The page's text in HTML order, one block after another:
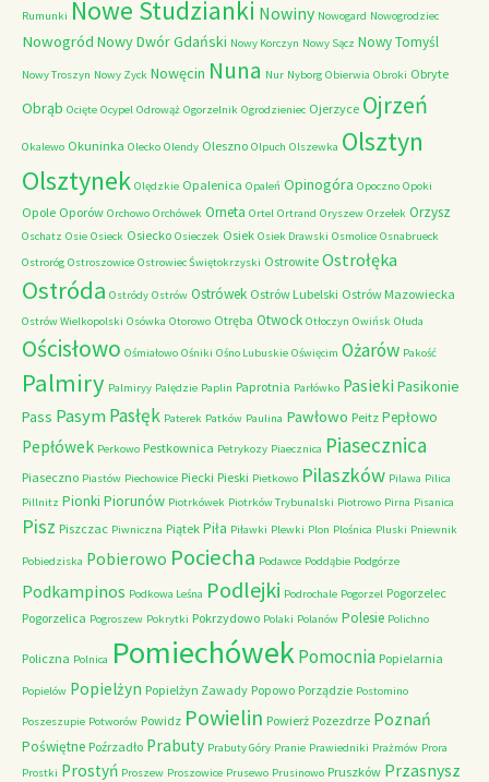
Rumunki Nowe Studzianki Nowiny Nowogard Nowogrodziec
Nowogród Nowy Dwór Gdański Nowy Korczyn Nowy Sącz Nowy Tomyśl
Nowy Troszyn Nowy Zyck Nowęcin Nuna Nur Nyborg Obierwia Obroki Obryte
Obrąb Ocięte Ocypel Odrowąż Ogorzelnik Ogrodzieniec Ojerzyce Ojrzeń
Okalewo Okuninka Olecko Olendy Oleszno Olpuch Olszewka Olsztyn
Olsztynek Olędzkie Opalenica Opaleń Opinogóra Opoczno Opoki
Opole Oporów Orchowo Orchówek Orneta Ortel Ortrand Oryszew Orzełek Orzysz
Oschatz Osie Osieck Osiecko Osieczek Osiek Osiek Drawski Osmolice Osnabrueck
Ostroróg Ostroszowice Ostrowiec Świętokrzyski Ostrowite Ostrołęka
Ostróda Ostródy Ostrów Ostrówek Ostrów Lubelski Ostrów Mazowiecka
Ostrów Wielkopolski Osówka Otorowo Otręba Otwock Otłoczyn Owińsk Ołuda
Ościsłowo Ośmiałowo Ośniki Ośno Lubuskie Oświęcim Ożarów Pakość
Palmiry Palmiryy Palędzie Paplin Paprotnia Parłówko Pasieki Pasikonie
Pass PasymPasłęk Paterek Patków Paulina Pawłowo Peitz Pepłowo
Pepłówek Perkowo Pestkownica Petrykozy Piaecznica Piasecznica
Piaseczno Piastów Piechowice Piecki Pieski Pietkowo Pilaszków Pilawa Pilica
Pillnitz Pionki Piorunów Piotrkówek Piotrków Trybunalski Piotrowo Pirna Pisanica
Pisz Piszczac Piwniczna Piątek Piła Piławki Plewki Plon Plośnica Pluski Pniewnik
Pobiedziska Pobierowo Pociecha Podawce Poddąbie Podgórze
Podkampinos Podkowa Leśna Podlejki Podrochale Pogorzel Pogorzelec
Pogorzelica Pogroszew Pokrytki Pokrzydowo Polaki Polanów Polesie Polichno
Policzna Polnica PomiechówekPomocnia Popielarnia
Popielów Popielżyn Popielżyn Zawady Popowo Porządzie Postomino
Poszeszupie Potworów Powidz Powielin Powierż Pozezdrze Poznań
Poświętne Poźrzadło Prabuty Prabuty Góry Pranie Prawiedniki Prażmów Prora
Prostki Prostyń Proszew Proszowice Prusewo Prusinowo Pruszków Przasnysz